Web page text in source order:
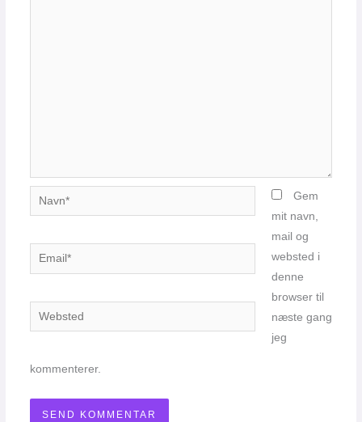
Navn*
Email*
Websted
Gem
mit navn,
mail og
websted i
denne
browser til
næste gang
jeg
kommenterer.